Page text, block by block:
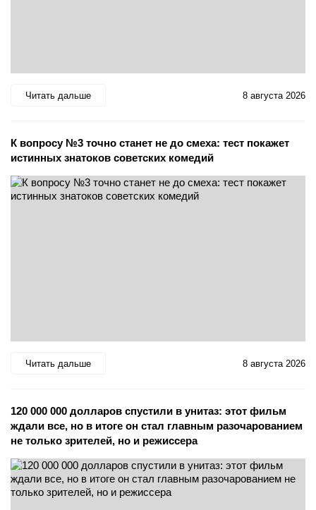
Читать дальше 8 августа 2026
К вопросу №3 точно станет не до смеха: тест покажет
истинных знатоков советских комедий
Читать дальше 8 августа 2026
120 000 000 долларов спустили в унитаз: этот фильм
ждали все, но в итоге он стал главным разочарованием
не только зрителей, но и режиссера